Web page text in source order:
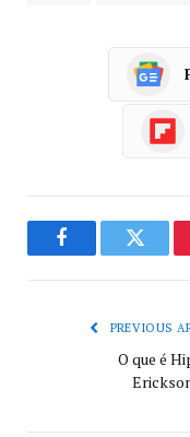
FacebookTwitter
PREVIOUS
O que é